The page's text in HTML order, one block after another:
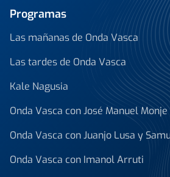
Programas
Las mañanas de Onda Vasca
Las tardes de Onda Vasca
Kale Nagusia
Onda Vasca con José Manuel Monje
Onda Vasca con Juanjo Lusa y
Onda Vasca con Imanol Arruti